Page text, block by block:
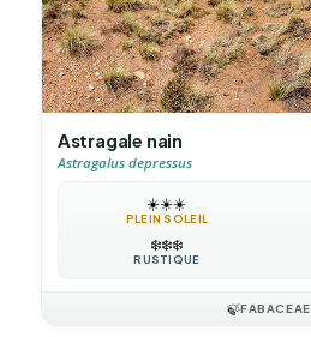
Astragale nain
Astragalus depressus
☀️☀️☀️
PLEIN SOLEIL
❄️❄️❄️
RUSTIQUE
🍃FABACEAE